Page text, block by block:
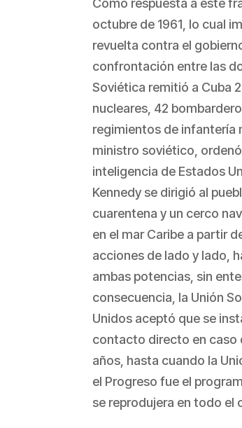
Como respuesta a este
octubre de 1961, lo cual
revuelta contra el
confrontación entre las
Soviética remitió a Cuba
nucleares, 42
regimientos de infantería
ministro soviético,
inteligencia de Estados
Kennedy se dirigió al
cuarentena y un cerco
en el mar Caribe a partir
acciones de lado y lado,
ambas potencias, sin
consecuencia, la Unión
Unidos aceptó que se
contacto directo en caso
años, hasta cuando la
el Progreso fue el
se reprodujera en todo el